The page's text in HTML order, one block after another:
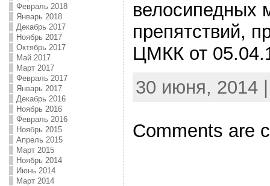
Февраль 2018
Январь 2018
Декабрь 2017
Ноябрь 2017
Октябрь 2017
Май 2017
Март 2017
Февраль 2017
Январь 2017
Декабрь 2016
Ноябрь 2016
Февраль 2016
Ноябрь 2015
Апрель 2015
Март 2015
Ноябрь 2014
Июнь 2014
Март 2014
велосипедных
препятствий,
ЦМКК от
30 июня, 2014
Comments are